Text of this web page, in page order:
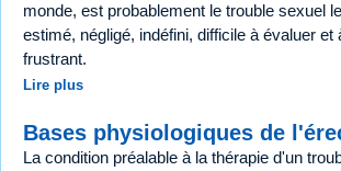
monde, est probablement le trouble sexuel
estimé, négligé, indéfini, difficile à évaluer et
frustrant.
Lire plus
Bases physiologiques de
La condition préalable à la thérapie d'un